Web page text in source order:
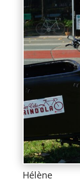
Hélène